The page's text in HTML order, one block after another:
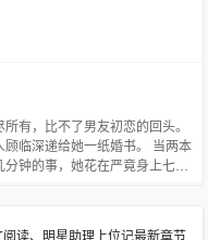
有，比不了男友初恋的回头。
临深递给她一纸婚书。 当两本
钟的事，她花在严竟身上七
读、明星助理上位记最新章节